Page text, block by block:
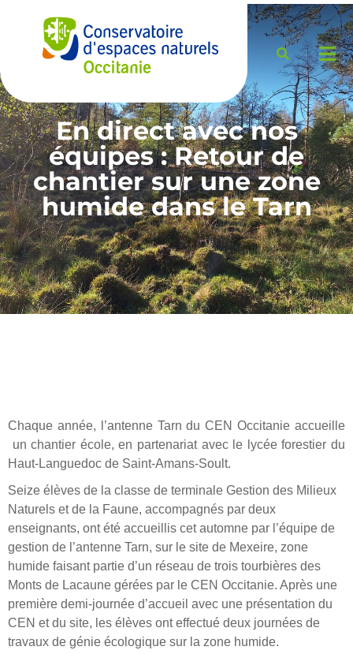
En direct avec nos
équipes : Retour de
chantier sur une zone
humide dans le Tarn
Chaque année, l’antenne Tarn du CEN Occitanie accueille
un chantier école, en partenariat avec le lycée forestier du
Haut-Languedoc de Saint-Amans-Soult.
Seize élèves de la classe de terminale Gestion des Milieux
Naturels et de la Faune, accompagnés par deux
enseignants, ont été accueillis cet automne par l’équipe de
gestion de l’antenne Tarn, sur le site de Mexeire, zone
humide faisant partie d’un réseau de trois tourbières des
Monts de Lacaune gérées par le CEN Occitanie. Après une
première demi-journée d’accueil avec une présentation du
CEN et du site, les élèves ont effectué deux journées de
travaux de génie écologique sur la zone humide.